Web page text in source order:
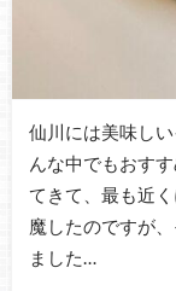
仙川には美味し
んな中でもおす
てきて、最も近
魔したのですが
ました…